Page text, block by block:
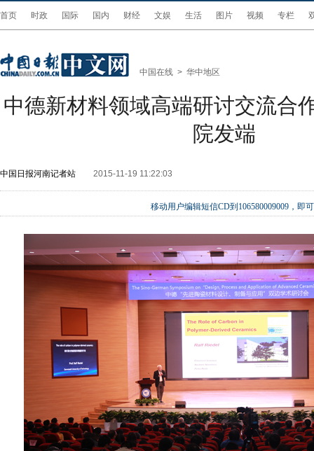
首页 时政 国际 国内 财经 文娱 生活 图片 视频 专栏
中国在线 > 华中地区
中德新材料领域高端研讨交流合
院发端
中国日报河南记者站 2015-11-19 11:22:03
移动用户编辑短信CD到106580009009，即